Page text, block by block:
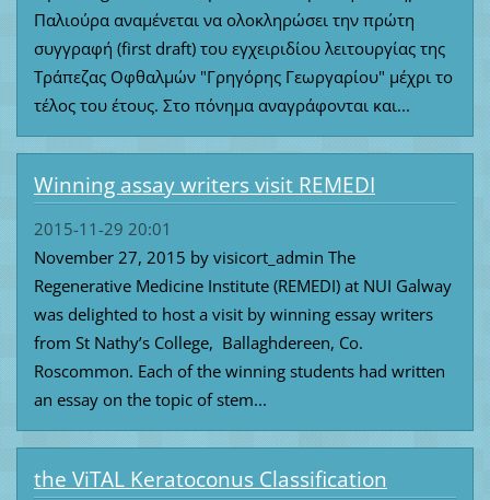
Παλιούρα αναμένεται να ολοκληρώσει την πρώτη
συγγραφή (first draft) του εγχειριδίου λειτουργίας της
Τράπεζας Οφθαλμών "Γρηγόρης Γεωργαρίου" μέχρι το
τέλος του έτους. Στο πόνημα αναγράφονται και...
Winning assay writers visit REMEDI
2015-11-29 20:01
November 27, 2015 by visicort_admin The
Regenerative Medicine Institute (REMEDI) at NUI Galway
was delighted to host a visit by winning essay writers
from St Nathy’s College, Ballaghdereen, Co.
Roscommon. Each of the winning students had written
an essay on the topic of stem...
the ViTAL Keratoconus Classification